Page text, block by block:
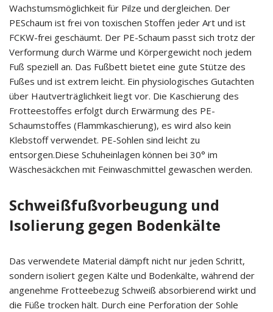
Wachstumsmöglichkeit für Pilze und dergleichen. Der
PESchaum ist frei von toxischen Stoffen jeder Art und ist
FCKW-frei geschäumt. Der PE-Schaum passt sich trotz der
Verformung durch Wärme und Körpergewicht noch jedem
Fuß speziell an. Das Fußbett bietet eine gute Stütze des
Fußes und ist extrem leicht. Ein physiologisches Gutachten
über Hautverträglichkeit liegt vor. Die Kaschierung des
Frotteestoffes erfolgt durch Erwärmung des PE-
Schaumstoffes (Flammkaschierung), es wird also kein
Klebstoff verwendet. PE-Sohlen sind leicht zu
entsorgen.Diese Schuheinlagen können bei 30° im
Wäschesäckchen mit Feinwaschmittel gewaschen werden.
Schweißfußvorbeugung und
Isolierung gegen Bodenkälte
Das verwendete Material dämpft nicht nur jeden Schritt,
sondern isoliert gegen Kälte und Bodenkälte, während der
angenehme Frotteebezug Schweiß absorbierend wirkt und
die Füße trocken hält. Durch eine Perforation der Sohle